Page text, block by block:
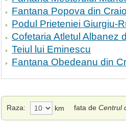
Fantana Popova din
Podul Prieteniei Giurgiu-
Cofetaria Atletul Albanez
Teiul lui Eminescu
Fantana Obedeanu din
Raza: km fata de Centrul